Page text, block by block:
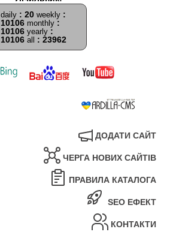
daily : 20 weekly :
10106 monthly :
10106 yearly :
10106 all : 23962
ДОДАТИ САЙТ
ЧЕРГА НОВИХ САЙТІВ
ПРАВИЛА КАТАЛОГА
SEO ЕФЕКТ
КОНТАКТИ